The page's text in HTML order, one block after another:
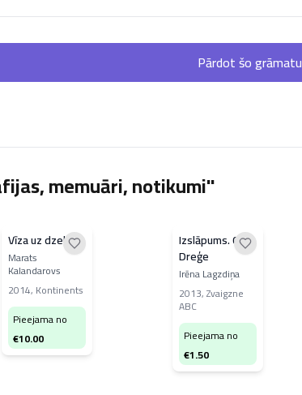
Pārdot šo grāmatu
memuāri, notikumi"
Vīza uz dzelmi
Marats
Kalandarovs
2014, Kontinents
Pieejama no
€10.00
Izslāpums. Olga
Dreģe
Irēna Lagzdiņa
2013,Zvaigzne
ABC
Pieejama no
€1.50